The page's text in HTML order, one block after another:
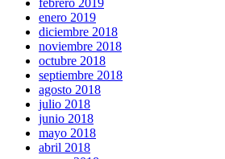
enero 2019
diciembre 2018
noviembre 2018
octubre 2018
septiembre 2018
agosto 2018
julio 2018
junio 2018
mayo 2018
abril 2018